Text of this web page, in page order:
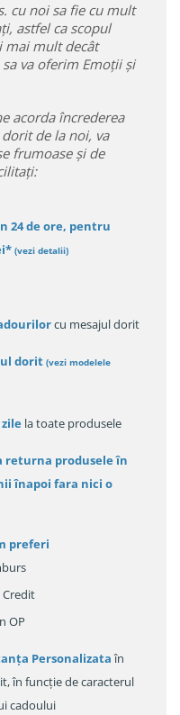
cu noi sa fie cu mult
astfel ca scopul
mai mult decât
va oferim Emoții și
acorda încrederea
de la noi, va
frumoase și de
24 de ore, pentru
(vezi detalii)
cu mesajul dorit
dorit (vezi modelele
zile la toate produsele
returna produsele în
înapoi fara nici o
preferi
Credit
OP
Personalizataîn
în funcție de caracterul
cadoului